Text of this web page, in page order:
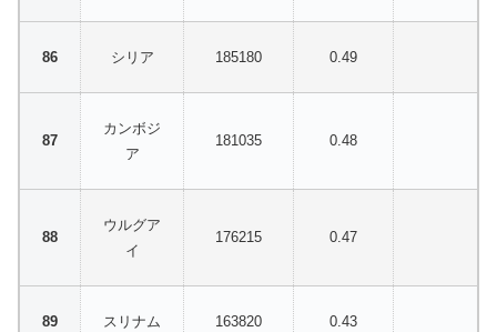
シリア 185180 0.49
カンボジ
ア
181035 0.48
ウルグア
イ
176215 0.47
スリナム 163820 0.43